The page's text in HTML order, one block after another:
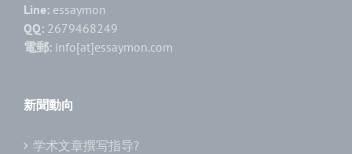
Line: essaymon
QQ: 2679468249
電郵: info[at]essaymon.com
新聞動向
学术文章撰写指导?